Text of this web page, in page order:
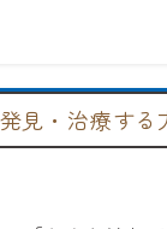
見・治療する